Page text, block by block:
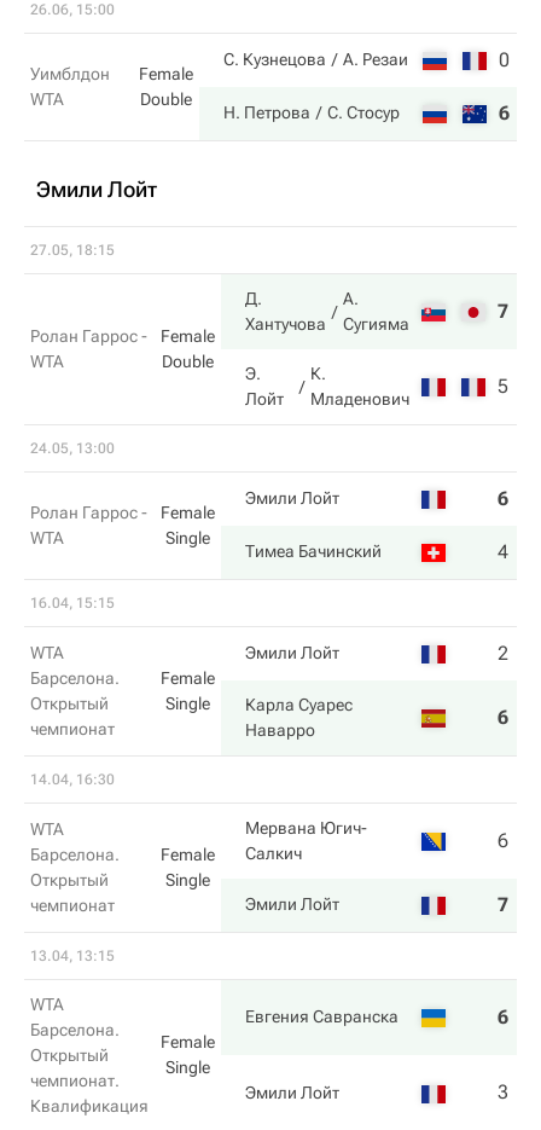
26.06, 15:00
Уимблдон
WTA
Female
Double
С. Кузнецова А. Резаи 0
Н. Петрова С. Стосур 6
Эмили Лойт
27.05, 18:15
Ролан Гаррос -
WTA
Female
Double
Д.
Хантучова
А.
Сугияма
7
Э.
Лойт
К.
Младенович
5
24.05, 13:00
Ролан Гаррос -
WTA
Female
Single
Эмили Лойт 6
Тимеа Бачинский 4
16.04, 15:15
WTA
Барселона.
Открытый
чемпионат
Female
Single
Эмили Лойт 2
Карла Суарес
Наварро
6
14.04, 16:30
WTA
Барселона.
Открытый
чемпионат
Female
Single
Мервана Югич-
Салкич
6
Эмили Лойт 7
13.04, 13:15
WTA
Барселона.
Открытый
чемпионат.
Квалификация
Female
Single
Евгения Савранска 6
Эмили Лойт 3